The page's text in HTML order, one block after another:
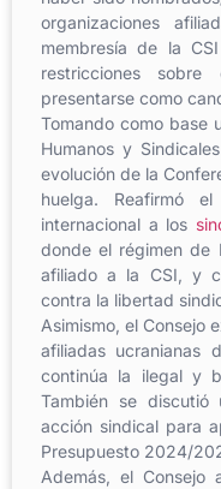
organizaciones
membresía de la
restricciones
presentarse como
Tomando como base
Humanos y
evolución de la
huelga. Reafirmó
internacional a los
donde el régimen de
afiliado a la CSI, y
contra la libertad
Asimismo, el Consejo
afiliadas ucranianas
continúa la ilegal y
También se
acción sindical para
Presupuesto 2024/
Además, el Consejo